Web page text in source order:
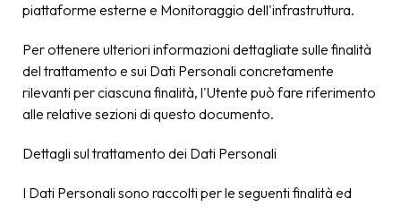
piattaforme esterne e Monitoraggio dell'infrastruttura.
Per ottenere ulteriori informazioni dettagliate sulle finalità
del trattamento e sui Dati Personali concretamente
rilevanti per ciascuna finalità, l'Utente può fare riferimento
alle relative sezioni di questo documento.
Dettagli sul trattamento dei Dati Personali
I Dati Personali sono raccolti per le seguenti finalità ed